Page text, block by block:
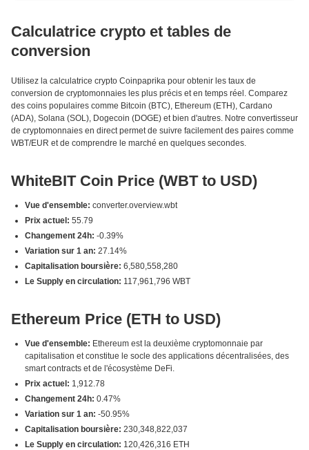
Calculatrice crypto et tables de
conversion
Utilisez la calculatrice crypto Coinpaprika pour obtenir les taux de
conversion de cryptomonnaies les plus précis et en temps réel. Comparez
des coins populaires comme Bitcoin (BTC), Ethereum (ETH), Cardano
(ADA), Solana (SOL), Dogecoin (DOGE) et bien d'autres. Notre convertisseur
de cryptomonnaies en direct permet de suivre facilement des paires comme
WBT/EUR et de comprendre le marché en quelques secondes.
WhiteBIT Coin Price (WBT to USD)
Vue d'ensemble: converter.overview.wbt
Prix actuel: 55.79
Changement 24h: -0.39%
Variation sur 1 an: 27.14%
Capitalisation boursière: 6,580,558,280
Le Supply en circulation: 117,961,796 WBT
Ethereum Price (ETH to USD)
Vue d'ensemble: Ethereum est la deuxième cryptomonnaie par
capitalisation et constitue le socle des applications décentralisées, des
smart contracts et de l'écosystème DeFi.
Prix actuel: 1,912.78
Changement 24h: 0.47%
Variation sur 1 an: -50.95%
Capitalisation boursière: 230,348,822,037
Le Supply en circulation: 120,426,316 ETH